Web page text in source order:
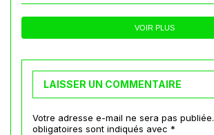
VOIR PLUS
LAISSER UN COMMENTAIRE
Votre adresse e-mail ne sera pas publiée.
obligatoires sont indiqués avec *